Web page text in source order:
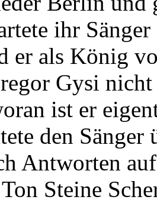
ihr
er als König
Gysi
ist er
den
Antworten
Steine